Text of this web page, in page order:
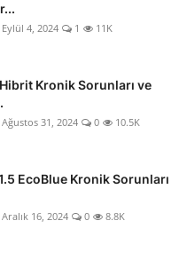
Eylül 4, 2024 1 11K
Hibrit Kronik Sorunları ve
Ağustos 31, 2024 0 10.5K
EcoBlue Kronik Sorunları
Aralık 16, 2024 0 8.8K